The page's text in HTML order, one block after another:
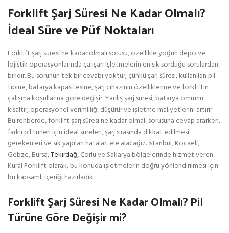
Forklift Şarj Süresi Ne Kadar Olmalı?
İdeal Süre ve Püf Noktaları
Forklift şarj süresi ne kadar olmalı sorusu, özellikle yoğun depo ve
lojistik operasyonlarında çalışan işletmelerin en sık sorduğu sorulardan
biridir. Bu sorunun tek bir cevabı yoktur; çünkü şarj süresi, kullanılan pil
tipine, batarya kapasitesine, şarj cihazının özelliklerine ve forkliftin
çalışma koşullarına göre değişir. Yanlış şarj süresi, batarya ömrünü
kısaltır, operasyonel verimliliği düşürür ve işletme maliyetlerini artırır.
Bu rehberde, forklift şarj süresi ne kadar olmalı sorusuna cevap ararken,
farklı pil türleri için ideal süreleri, şarj sırasında dikkat edilmesi
gerekenleri ve sık yapılan hataları ele alacağız. İstanbul, Kocaeli,
Gebze, Bursa,Tekirdağ, Çorlu ve Sakarya bölgelerinde hizmet veren
Kural Forklift olarak, bu konuda işletmelerin doğru yönlendirilmesi için
bu kapsamlı içeriği hazırladık.
Forklift Şarj Süresi Ne Kadar Olmalı? Pil
Türüne Göre Değişir mi?